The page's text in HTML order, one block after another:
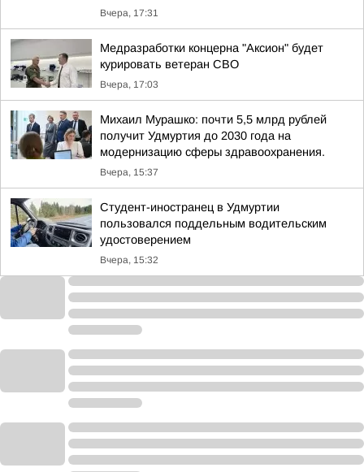
Вчера, 17:31
Медразработки концерна "Аксион" будет
курировать ветеран СВО
Вчера, 17:03
Михаил Мурашко: почти 5,5 млрд рублей
получит Удмуртия до 2030 года на
модернизацию сферы здравоохранения.
Вчера, 15:37
Студент-иностранец в Удмуртии
пользовался поддельным водительским
удостоверением
Вчера, 15:32